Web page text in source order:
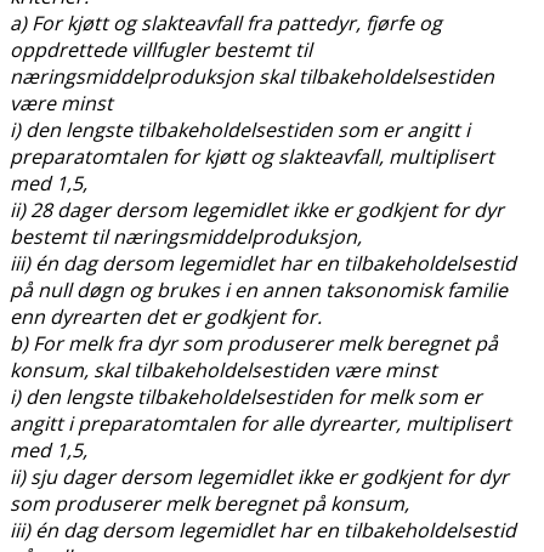
a) For kjøtt og slakteavfall fra pattedyr, fjørfe og
oppdrettede villfugler bestemt til
næringsmiddelproduksjon skal tilbakeholdelsestiden
være minst
i) den lengste tilbakeholdelsestiden som er angitt i
preparatomtalen for kjøtt og slakteavfall, multiplisert
med 1,5,
ii) 28 dager dersom legemidlet ikke er godkjent for dyr
bestemt til næringsmiddelproduksjon,
iii) én dag dersom legemidlet har en tilbakeholdelsestid
på null døgn og brukes i en annen taksonomisk familie
enn dyrearten det er godkjent for.
b) For melk fra dyr som produserer melk beregnet på
konsum, skal tilbakeholdelsestiden være minst
i) den lengste tilbakeholdelsestiden for melk som er
angitt i preparatomtalen for alle dyrearter, multiplisert
med 1,5,
ii) sju dager dersom legemidlet ikke er godkjent for dyr
som produserer melk beregnet på konsum,
iii) én dag dersom legemidlet har en tilbakeholdelsestid